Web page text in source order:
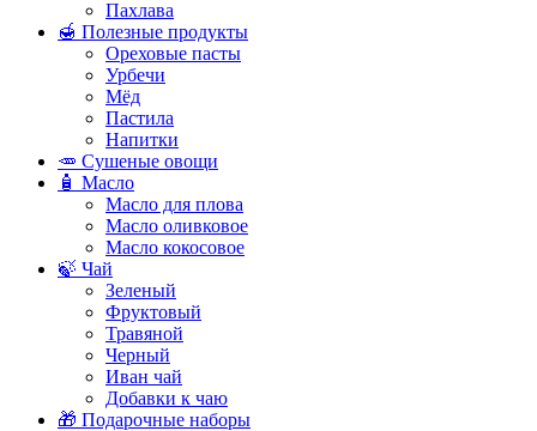
Пахлава
🍯 Полезные продукты
Ореховые пасты
Урбечи
Мёд
Пастила
Напитки
🥕 Сушеные овощи
🧴 Масло
Масло для плова
Масло оливковое
Масло кокосовое
🍃 Чай
Зеленый
Фруктовый
Травяной
Черный
Иван чай
Добавки к чаю
🎁 Подарочные наборы